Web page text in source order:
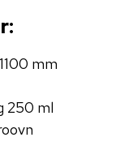
mm
250 ml